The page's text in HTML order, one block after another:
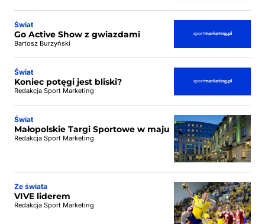
Świat
Go Active Show z gwiazdami
Bartosz Burzyński
Świat
Koniec potęgi jest bliski?
Redakcja Sport Marketing
Świat
Małopolskie Targi Sportowe w maju
Redakcja Sport Marketing
Ze świata
VIVE liderem
Redakcja Sport Marketing